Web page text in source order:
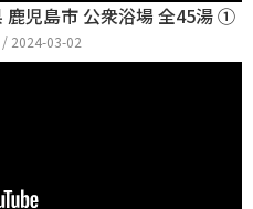
鹿児島市 公衆浴場 全45湯 ①
/ 2024-03-02